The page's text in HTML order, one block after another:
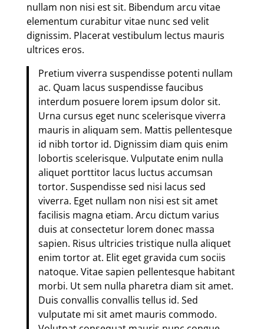
nullam non nisi est sit. Bibendum arcu vitae
elementum curabitur vitae nunc sed velit
dignissim. Placerat vestibulum lectus mauris
ultrices eros.
Pretium viverra suspendisse potenti nullam
ac. Quam lacus suspendisse faucibus
interdum posuere lorem ipsum dolor sit.
Urna cursus eget nunc scelerisque viverra
mauris in aliquam sem. Mattis pellentesque
id nibh tortor id. Dignissim diam quis enim
lobortis scelerisque. Vulputate enim nulla
aliquet porttitor lacus luctus accumsan
tortor. Suspendisse sed nisi lacus sed
viverra. Eget nullam non nisi est sit amet
facilisis magna etiam. Arcu dictum varius
duis at consectetur lorem donec massa
sapien. Risus ultricies tristique nulla aliquet
enim tortor at. Elit eget gravida cum sociis
natoque. Vitae sapien pellentesque habitant
morbi. Ut sem nulla pharetra diam sit amet.
Duis convallis convallis tellus id. Sed
vulputate mi sit amet mauris commodo.